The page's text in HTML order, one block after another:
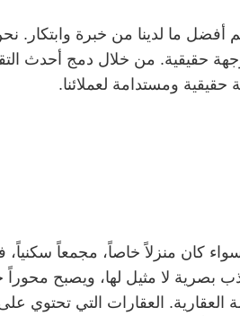
ما لدينا من خبرة وابتكار.
حقيقية. من خلال دمج أحدث
حقيقية ومستدامة لعملائنا.
كان منزلاً خاصاً، مجمعاً سكنياً،
لا مثيل لها، ويصبح محوراً
العقارات التي تحتوي